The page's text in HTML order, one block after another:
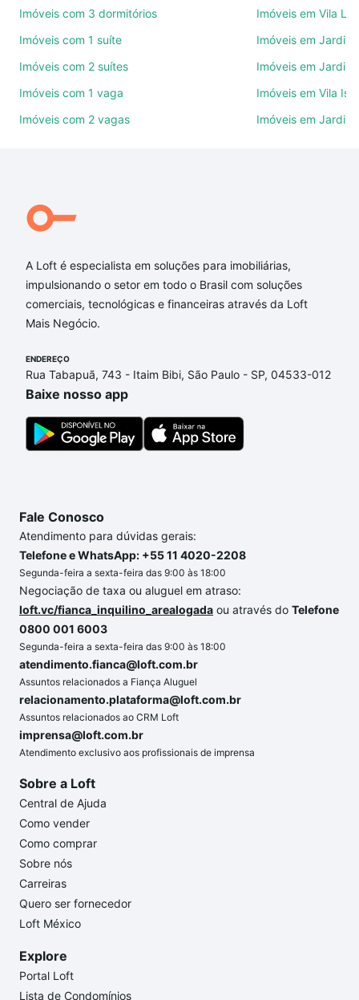
Como escolher um imóvel?
Use barra de busca no topo para pesquisar por
ruas, bairros e até condomínios favoritos. Você
também pode usar os filtros como quantidade de
combinar perfeitamente com o preço, metragem e
Empresarial, Sorocaba, SP ideal para você na Loft.
Qual o preço de Imóveis com 1 suite à venda em
SP?
Aqui na Loft temos a oferta ideal para você, com
Imóveis com 1 suite à venda em Metropolitano
a partir de R$ 0 e com nossas opções de
financiamento imobiliário as parcelas podem se
adequar ao seu orçamento. Se ainda tem alguma
dúvida dos custos envolvidos no processo de
compra, veja em nosso portal quanto custa comprar
Imóveis com 3 dormitórios
Imóveis com 1 suíte
Imóveis com 2 suítes
Imóveis com 1 vaga
Imóveis com 2 vagas
Imóveis em Vila
Imóveis em Jardim
Imóveis em Jardim
Imóveis em Vila
Imóveis em Jardim
A Loft é especialista em soluções para imobiliárias,
impulsionando o setor em todo o Brasil com soluções
comerciais, tecnológicas e financeiras através da Loft
Mais Negócio.
ENDEREÇO
Rua Tabapuã, 743 - Itaim Bibi, São Paulo - SP, 04533-012
Baixe nosso app
Fale Conosco
Atendimento para dúvidas gerais:
Telefone e WhatsApp: +55 11 4020-2208
Segunda-feira a sexta-feira das 9:00 às 18:00
Negociação de taxa ou aluguel em atraso:
loft.vc/fianca_inquilino_arealogada ou através do Telefone
0800 001 6003
Segunda-feira a sexta-feira das 9:00 às 18:00
atendimento.fianca@loft.com.br
Assuntos relacionados a Fiança Aluguel
relacionamento.plataforma@loft.com.br
Assuntos relacionados ao CRM Loft
imprensa@loft.com.br
Atendimento exclusivo aos profissionais de imprensa
Sobre a Loft
Central de Ajuda
Como vender
Como comprar
Sobre nós
Carreiras
Quero ser fornecedor
Loft México
Explore
Portal Loft
Lista de Condomínios